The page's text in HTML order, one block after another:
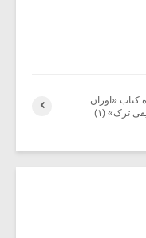
کتاب «اوزان
ترک» (۱)